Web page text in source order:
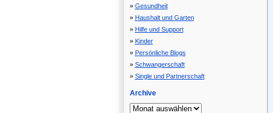
Gesundheit
Haushalt und Garten
Hilfe und Support
Kinder
Persönliche Blogs
Schwangerschaft
Single und Partnerschaft
Archive